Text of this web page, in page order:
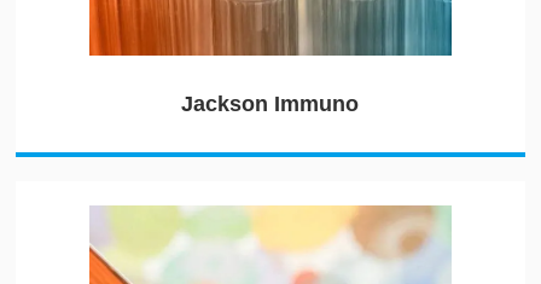
Jackson Immuno